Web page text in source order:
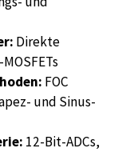
Direkte
FOC
und Sinus-
12-Bit-ADCs,